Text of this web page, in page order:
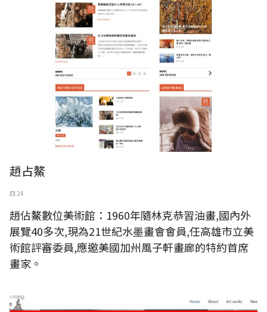
趙占鰲
四 24
趙佔鰲數位美術館：1960年隨林克恭習油畫,國內外
展覽40多次,現為21世紀水墨畫會會員,任高雄市立美
術館評審委員,應邀美國加州風子軒畫廊的特約首席
畫家。
亞霏美術YAFEI ART 吳智勇官方網站升級更新